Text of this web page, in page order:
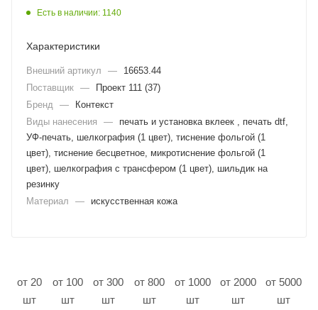
Есть в наличии: 1140
Характеристики
Внешний артикул —
16653.44
Поставщик —
Проект 111 (37)
Бренд
—
Контекст
Виды нанесения
—
печать и установка вклеек , печать dtf,
УФ-печать, шелкография (1 цвет), тиснение фольгой (1
цвет), тиснение бесцветное, микротиснение фольгой (1
цвет), шелкография с трансфером (1 цвет), шильдик на
резинку
Материал
— искусственная кожа
от 20
шт
от 100
шт
от 300
шт
от 800
шт
от 1000
шт
от 2000
шт
от 5000
шт